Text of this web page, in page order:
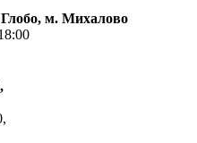
м. Михалово